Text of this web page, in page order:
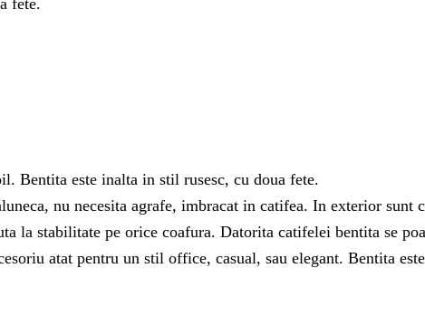
fete.
Bentita este inalta in stil rusesc, cu doua fete.
nu necesita agrafe, imbracat in catifea. In exterior
la stabilitate pe orice coafura. Datorita catifelei bentita se
atat pentru un stil office, casual, sau elegant. Bentita